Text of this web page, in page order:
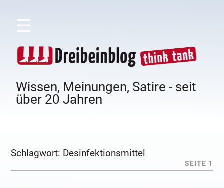
☰
Wissen, Meinungen, Satire - seit
über 20 Jahren
Schlagwort: Desinfektionsmittel
SEITE 1